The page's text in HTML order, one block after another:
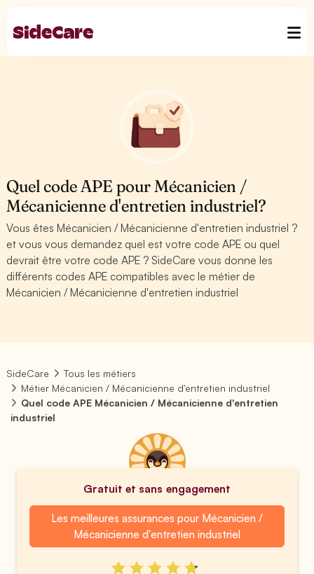
Quel code APE pour Mécanicien /
Mécanicienne d'entretien industriel?
Vous êtes Mécanicien / Mécanicienne d'entretien industriel ?
et vous vous demandez quel est votre code APE ou quel
devrait être votre code APE ? SideCare vous donne les
différents codes APE compatibles avec le métier de
Mécanicien / Mécanicienne d'entretien industriel
SideCare
Tous les métiers
Métier Mécanicien / Mécanicienne d'entretien industriel
Quel code APE Mécanicien / Mécanicienne d'entretien
industriel
Gratuit et sans engagement
Les meilleures assurances pour Mécanicien /
Mécanicienne d'entretien industriel